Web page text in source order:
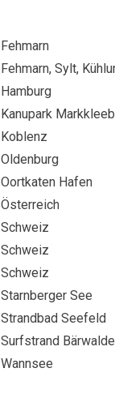
Fehmarn
Fehmarn, Sylt,
Hamburg
Kanupark
Koblenz
Oldenburg
Oortkaten Hafen
Österreich
Schweiz
Schweiz
Schweiz
Starnberger See
Strandbad Seefeld
Surfstrand
Wannsee